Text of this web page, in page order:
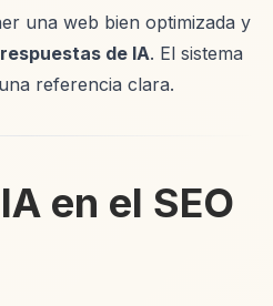
una web bien optimizada y
de IA. El sistema
referencia clara.
en el SEO